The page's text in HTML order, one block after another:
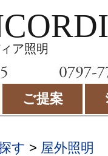
ア照明
ご提案
す > 屋外照明